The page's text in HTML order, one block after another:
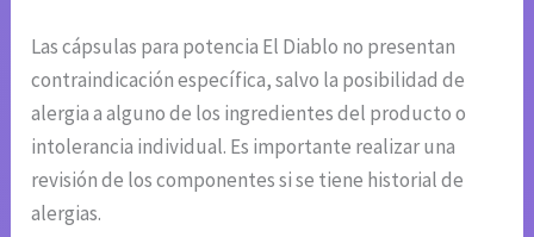
Las cápsulas para potencia El Diablo no presentan
contraindicación específica, salvo la posibilidad de
alergia a alguno de los ingredientes del producto o
intolerancia individual. Es importante realizar una
revisión de los componentes si se tiene historial de
alergias.